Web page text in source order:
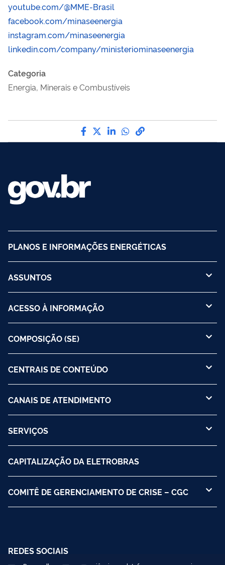
youtube.com/@MME-Brasil
facebook.com/minaseenergia
instagram.com/minaseenergia
linkedin.com/company/ministeriominaseenergia
Categoria
Energia, Minerais e Combustíveis
Compartilhe por Facebook
Compartilhe por Twitter
Compartilhe por
Compartilhe por
link para Copiar
PLANOS E INFORMAÇÕES ENERGÉTICAS
ASSUNTOS
ACESSO À INFORMAÇÃO
COMPOSIÇÃO (SE)
CENTRAIS DE CONTEÚDO
CANAIS DE ATENDIMENTO
SERVIÇOS
CAPITALIZAÇÃO DA ELETROBRAS
COMITÊ DE GERENCIAMENTO DE CRISE – CGC
REDES SOCIAIS